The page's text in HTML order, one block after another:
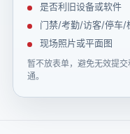
是否利旧设备或软件
门禁/考勤/访客/停车/
现场照片或平面图
暂不放表单，避免无效提
通。